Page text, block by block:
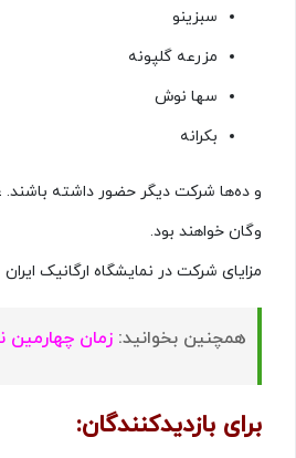
سبزینو
مزرعه گلپونه
سها نوش
بکرانه
و ده‌ها شرکت دیگر حضور داشته باشند.
وگان خواهند بود.
مزایای شرکت در نمایشگاه ارگانیک ایران
همچنین بخوانید: زمان چهارمین
برای بازدیدکنندگان: